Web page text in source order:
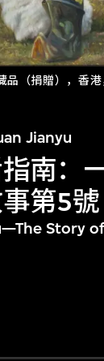
品（捐贈），香
Jianyu
南：
第5號
Story